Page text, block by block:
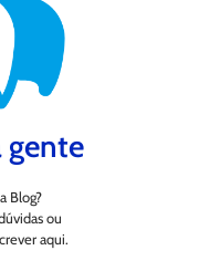
gente
Blog?
ou
aqui.